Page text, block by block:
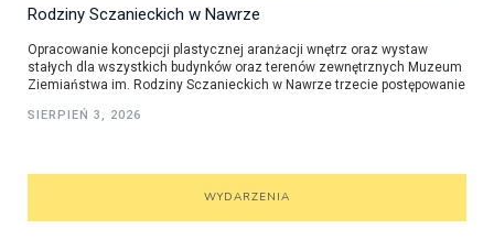
Rodziny Sczanieckich w Nawrze
Opracowanie koncepcji plastycznej aranżacji wnętrz oraz wystaw
stałych dla wszystkich budynków oraz terenów zewnętrznych Muzeum
Ziemiaństwa im. Rodziny Sczanieckich w Nawrze trzecie postępowanie
SIERPIEŃ 3, 2026
WYDARZENIA